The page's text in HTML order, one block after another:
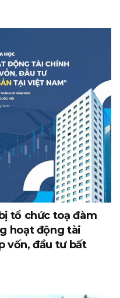
tổ chức toạ đàm
hoạt động tài
vốn, đầu tư bất